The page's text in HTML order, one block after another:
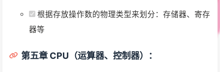
根据存放操作数的物理类型来划分：存储器、寄存
器等
第五章 CPU（运算器、控制器）：